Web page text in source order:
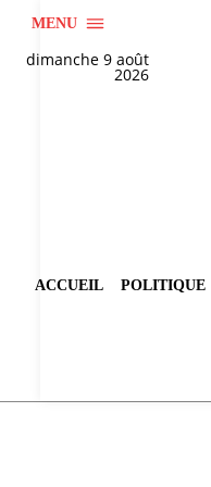
MENU
dimanche 9 août
2026
ACCUEIL POLITIQUE